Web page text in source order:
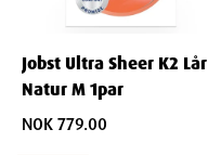
Jobst Ultra Sheer K2 Lår
Natur M 1par
NOK 779.00